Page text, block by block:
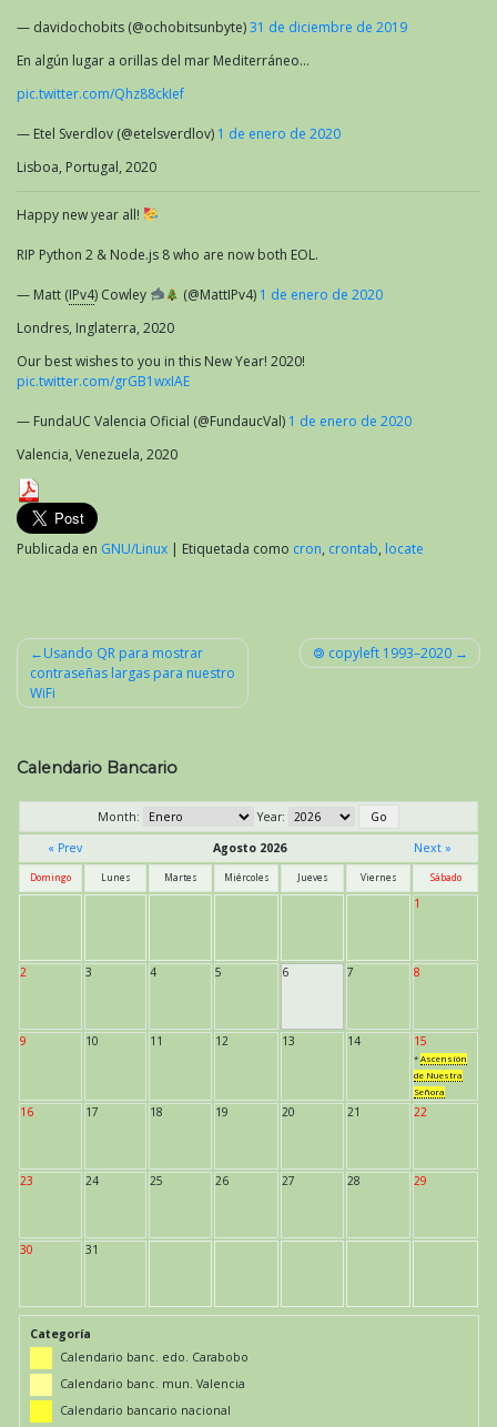
— davidochobits (@ochobitsunbyte)31 de diciembre de 2019
En algún lugar a orillas del mar Mediterráneo…
pic.twitter.com/Qhz88ckIef
— Etel Sverdlov (@etelsverdlov) 1 de enero de 2020
Lisboa, Portugal, 2020
Happy new year all!
RIP Python 2 & Node.js 8 who are now both EOL.
— Matt (IPv4) Cowley (@MattIPv4) 1 de enero de 2020
Londres, Inglaterra, 2020
Our best wishes to you in this New Year! 2020!
pic.twitter.com/grGB1wxIAE
— FundaUC Valencia Oficial (@FundaucVal) 1 de enero de 2020
Valencia, Venezuela, 2020
Publicada en GNU/Linux | Etiquetada como cron, crontab, locate
Navegación
de
Usando QR para mostrar
contraseñas largas para nuestro
WiFi
🄯 copyleft 1993–2020
Calendario Bancario
Month:
Year:
« Prev
Agosto 2026 Next »
Domingo Lunes Martes Miércoles Jueves Viernes Sábado
1
2 3 4 5 6 7 8
9 10 11 12 13 14 15
* Ascensión
de Nuestra
Señora
16 17 18 19 20 21 22
23 24 25 26 27 28 29
30 31
Categoría
Calendario banc. edo. Carabobo
Calendario banc. mun. Valencia
Calendario bancario nacional